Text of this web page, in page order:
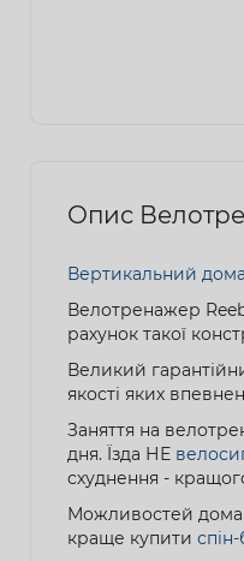
Опис
Вертикальний
Велотренажер
рахунок такої
Великий
якості яких
Заняття на
дня. Їзда НЕ
схуднення -
Можливостей
краще купити